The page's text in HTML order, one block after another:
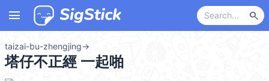
menu search
taizai-bu-zhengjing→
塔仔不正經 一起啪